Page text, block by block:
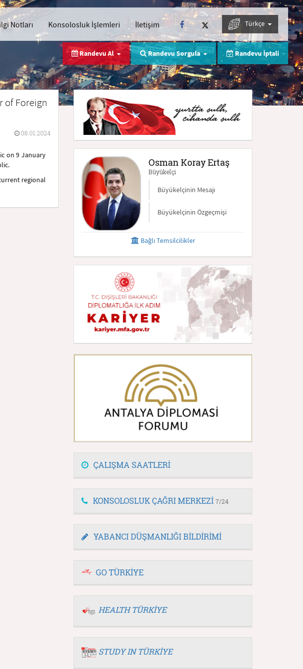
Notları Konsolosluk İşlemleri İletişim Türkçe
Randevu Al Randevu Sorgula Randevu İptali
of Foreign
08.01.2024
on 9 January
regional
Osman Koray Ertaş
Büyükelçi
Büyükelçinin Mesajı
Büyükelçinin Özgeçmişi
Bağlı Temsilcilikler
ÇALIŞMA SAATLERİ
KONSOLOSLUK ÇAĞRI MERKEZİ 7/24
YABANCI DÜŞMANLIĞI BİLDİRİMİ
GO TÜRKİYE
HEALTH TÜRKİYE
STUDY IN TÜRKİYE